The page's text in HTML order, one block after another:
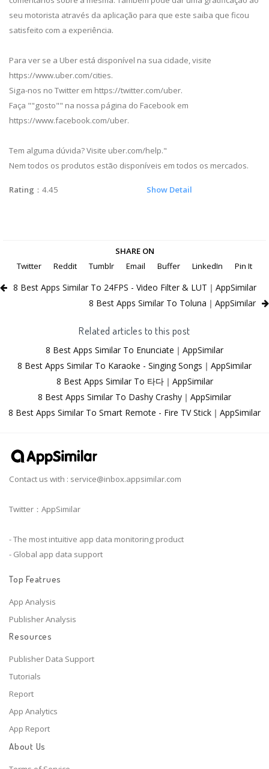
seu motorista através da aplicação para que este saiba que ficou
satisfeito com a experiência.
Para ver se a Uber está disponível na sua cidade, visite
https://www.uber.com/cities.
Siga-nos no Twitter em https://twitter.com/uber.
Faça ""gosto"" na nossa página do Facebook em
https://www.facebook.com/uber.
Tem alguma dúvida? Visite uber.com/help."
Nem todos os produtos estão disponíveis em todos os mercados.
Rating ：4.45 Show Detail
SHARE ON
Twitter
Reddit Tumblr Email Buffer LinkedIn Pin It
8 Best Apps Similar To 24FPS - Video Filter & LUT｜AppSimilar
8 Best Apps Similar To Toluna｜AppSimilar
Related articles to this post
8 Best Apps Similar To Enunciate｜AppSimilar
8 Best Apps Similar To Karaoke - Singing Songs｜AppSimilar
8 Best Apps Similar To 타다｜AppSimilar
8 Best Apps Similar To Dashy Crashy｜AppSimilar
8 Best Apps Similar To Smart Remote - Fire TV Stick｜AppSimilar
Contact us with : service@inbox.appsimilar.com
Twitter：AppSimilar
- The most intuitive app data monitoring product
- Global app data support
Top Featrues
App Analysis
Publisher Analysis
Resources
Publisher Data Support
Tutorials
Report
App Analytics
App Report
About Us